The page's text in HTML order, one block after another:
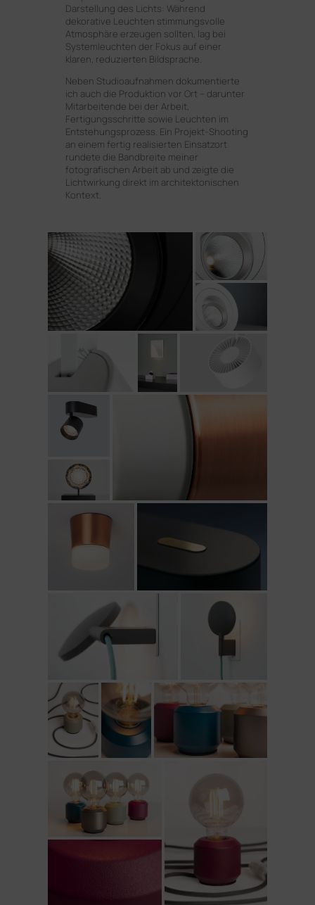
Darstellung des Lichts: Während
dekorative Leuchten stimmungsvolle
Atmosphäre erzeugen sollten, lag bei
Systemleuchten der Fokus auf einer
klaren, reduzierten Bildsprache.
Neben Studioaufnahmen dokumentierte
ich auch die Produktion vor Ort – darunter
Mitarbeitende bei der Arbeit,
Fertigungsschritte sowie Leuchten im
Entstehungsprozess. Ein Projekt-Shooting
an einem fertig realisierten Einsatzort
rundete die Bandbreite meiner
fotografischen Arbeit ab und zeigte die
Lichtwirkung direkt im architektonischen
Kontext.